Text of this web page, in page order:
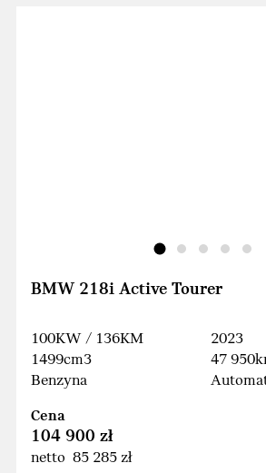
BMW 218i Active Tourer
100KW / 136KM
1499cm3
Benzyna
2023
47
Cena
104 900 zł
netto 85 285 zł